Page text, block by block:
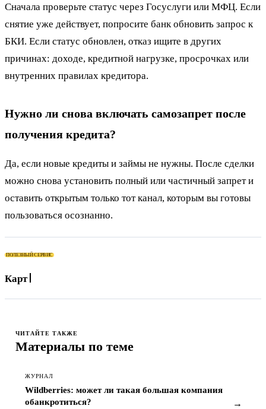
Сначала проверьте статус через Госуслуги или МФЦ. Если
снятие уже действует, попросите банк обновить запрос к
БКИ. Если статус обновлен, отказ ищите в других
причинах: доходе, кредитной нагрузке, просрочках или
внутренних правилах кредитора.
Нужно ли снова включать самозапрет после
получения кредита?
Да, если новые кредиты и займы не нужны. После сделки
можно снова установить полный или частичный запрет и
оставить открытым только тот канал, которым вы готовы
пользоваться осознанно.
ПОЛЕЗНЫЙ СЕРВИС
Карта для оплаты
ЧИТАЙТЕ ТАКЖЕ
Материалы по теме
ЖУРНАЛ
Wildberries: может ли такая большая компания
обанкротиться?
→